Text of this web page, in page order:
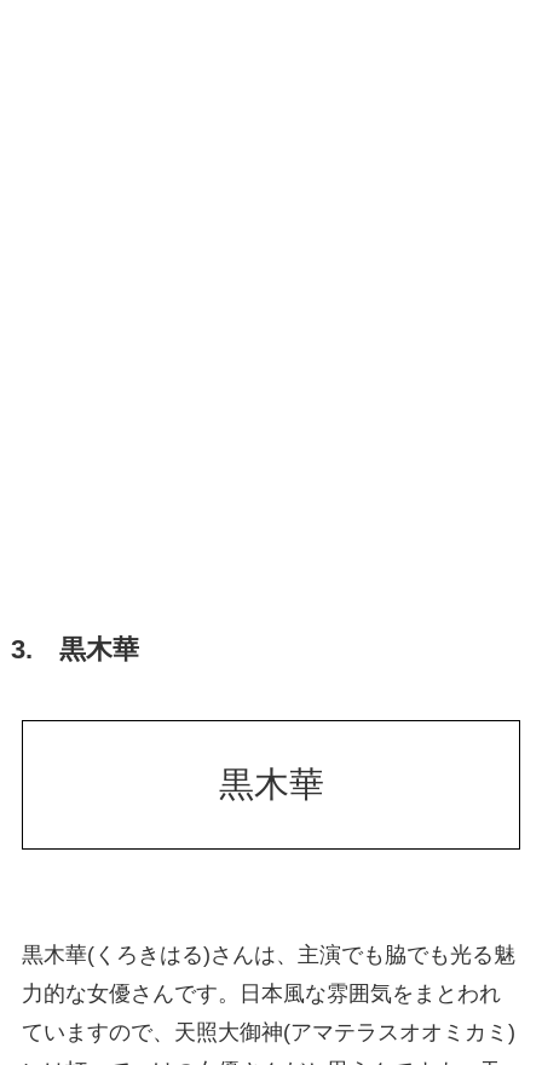
3. 黒木華
黒木華
黒木華(くろきはる)さんは、主演でも脇でも光る魅
力的な女優さんです。日本風な雰囲気をまとわれ
ていますので、天照大御神(アマテラスオオミカミ)